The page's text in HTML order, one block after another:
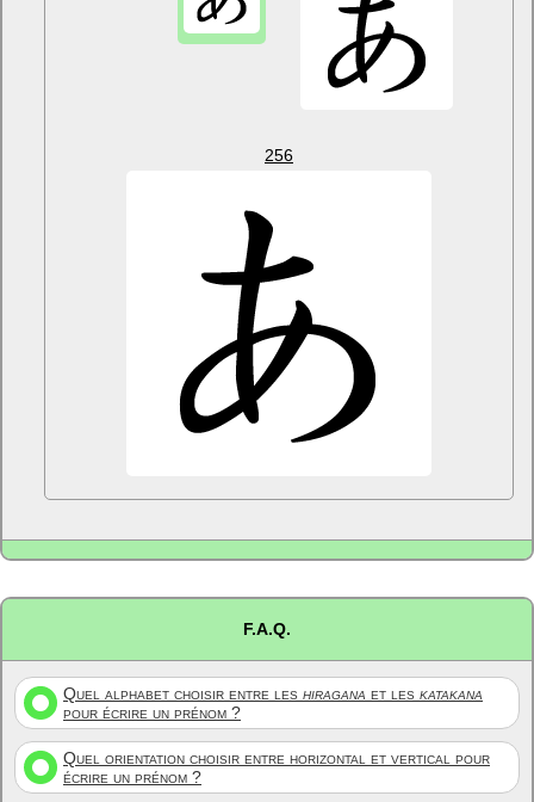
256
F.A.Q.
Quel alphabet choisir entre les hiragana et les katakana
pour écrire un prénom ?
Quel orientation choisir entre horizontal et vertical pour
écrire un prénom ?